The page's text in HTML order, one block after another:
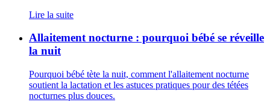
Lire la suite
Allaitement nocturne : pourquoi bébé se réveille
la nuit
Pourquoi bébé tète la nuit, comment l'allaitement nocturne
soutient la lactation et les astuces pratiques pour des tétées
nocturnes plus douces.